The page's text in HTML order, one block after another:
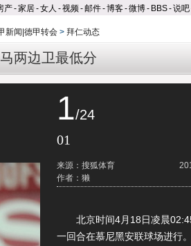
产-家居-女人 -视频-邮件-博客-微博- BBS-说吧
新闻|德甲转会 > 拜仁动态
两边卫最低分
1/24
01
来源：搜狐体育
作者：獭
北京时间4月18日凌晨
一回合在慕尼黑安联球场进行